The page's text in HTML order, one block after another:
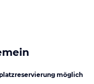
nicht beantworten.
möglich